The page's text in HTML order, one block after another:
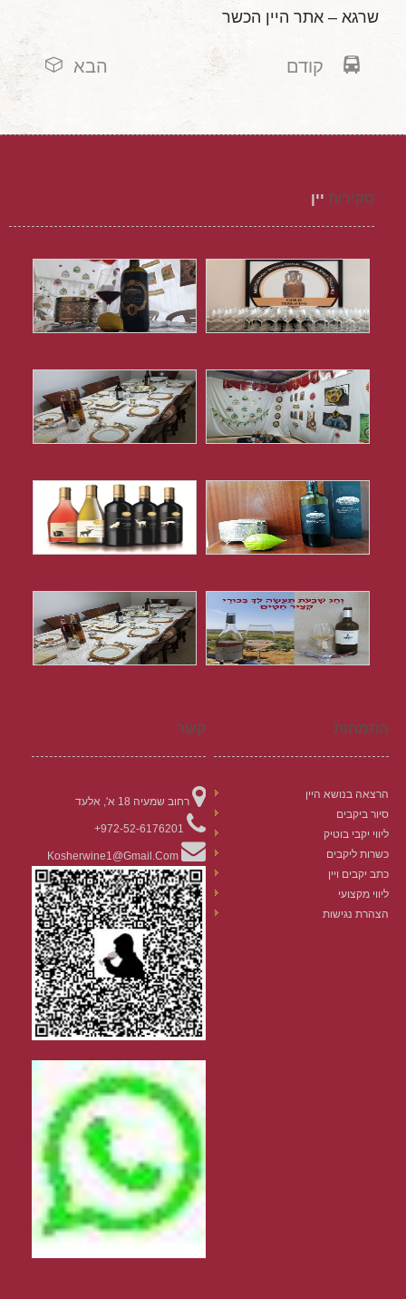
שרגא – אתר היין הכשר
קודם הבא
סקירות יין
התמחות
הרצאה בנושא היין
סיור ביקבים
ליווי יקבי בוטיק
כשרות ליקבים
כתב יקבים ויין
ליווי מקצועי
הצהרת נגישות
קשר
רחוב שמעיה 18 א', אלעד
972-52-6176201+
Kosherwine1@gmail.com